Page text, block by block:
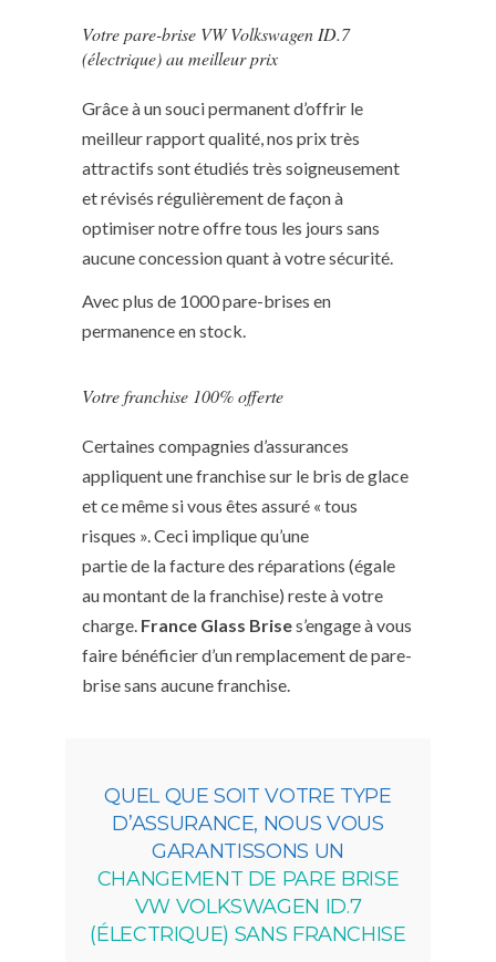
Votre pare-brise VW Volkswagen ID.7
(électrique) au meilleur prix
Grâce à un souci permanent d’offrir le
meilleur rapport qualité, nos prix très
attractifs sont étudiés très soigneusement
et révisés régulièrement de façon à
optimiser notre offre tous les jours sans
aucune concession quant à votre sécurité.
Avec plus de 1000 pare-brises en
permanence en stock.
Votre franchise 100% offerte
Certaines compagnies d’assurances
appliquent une franchise sur le bris de glace
et ce même si vous êtes assuré « tous
risques ». Ceci implique qu’une
partie de la facture des réparations (égale
au montant de la franchise) reste à votre
charge. France Glass Brises’engage à vous
faire bénéficier d’un remplacement de pare-
brise sans aucune franchise.
QUEL QUE SOIT VOTRE TYPE
D’ASSURANCE, NOUS VOUS
GARANTISSONS UN
CHANGEMENT DE PARE BRISE
VW VOLKSWAGEN ID.7
(ÉLECTRIQUE) SANS FRANCHISE